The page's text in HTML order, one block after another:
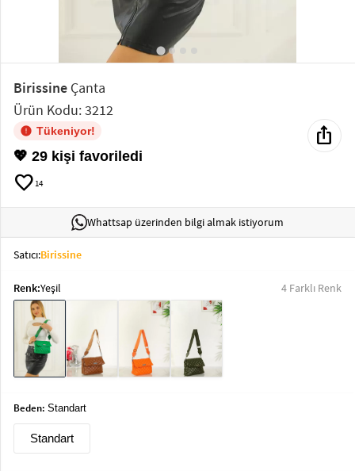
Sweatshirt
T-Shirt
Giyimkeyboard_arrow_down
Takımlar keyboard_arrow_down
Elbise
Giyimkeyboard_arrow_down
Birissine Çanta
Ürün Kodu: 3212
Tükeniyor!
💖 29 kişi favoriledi
favorite14
ios_share
Whattsap üzerinden bilgi almak istiyorum
Satıcı:Birissine
Renk:Yeşil 4 Farklı Renk
Beden: Standart
Standart